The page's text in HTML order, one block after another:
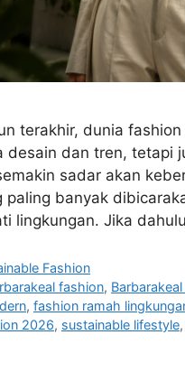
terakhir, dunia
desain dan tren, tetapi
sadar akan
paling banyak
lingkungan. Jika
Fashion
fashion,
, fashion ramah
2026, sustainable lifestyle,